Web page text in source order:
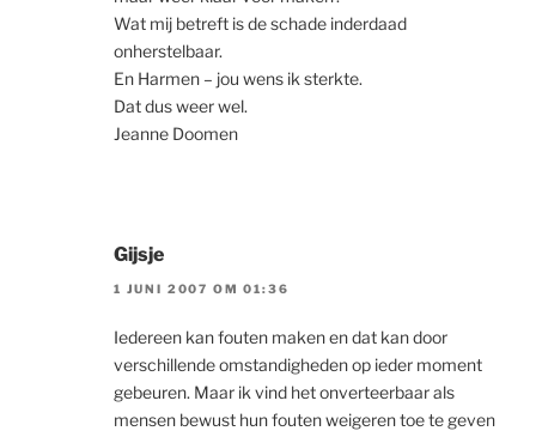
Wat mij betreft is de schade inderdaad
onherstelbaar.
En Harmen – jou wens ik sterkte.
Dat dus weer wel.
Jeanne Doomen
Gijsje
1 JUNI 2007 OM 01:36
Iedereen kan fouten maken en dat kan door
verschillende omstandigheden op ieder moment
gebeuren. Maar ik vind het onverteerbaar als
mensen bewust hun fouten weigeren toe te geven